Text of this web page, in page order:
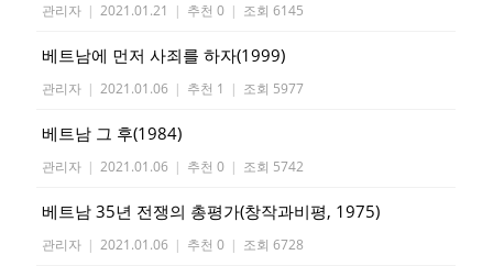
관리자 | 2021.01.21 | 추천 0 | 조회 6145
베트남에 먼저 사죄를 하자(1999)
관리자 | 2021.01.06 | 추천 1 | 조회 5977
베트남 그 후(1984)
관리자 | 2021.01.06 | 추천 0 | 조회 5742
베트남 35년 전쟁의 총평가(창작과비평, 1975)
관리자 | 2021.01.06 | 추천 0 | 조회 6728